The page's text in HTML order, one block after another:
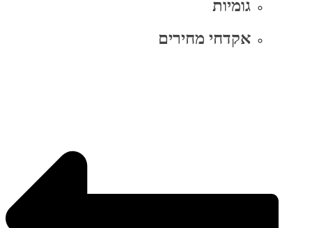
גומיות
אקדחי מחירים